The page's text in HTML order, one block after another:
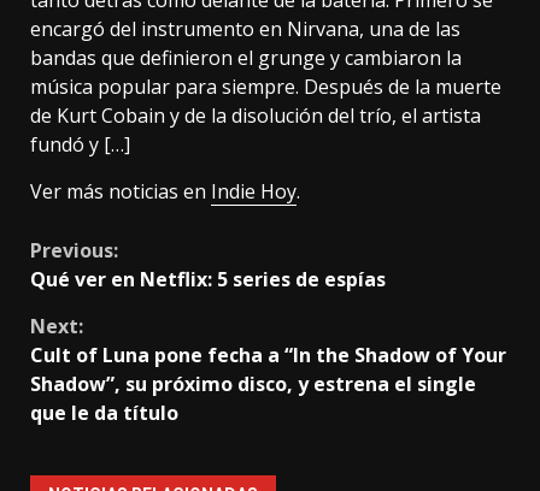
encargó del instrumento en Nirvana, una de las
bandas que definieron el grunge y cambiaron la
música popular para siempre. Después de la muerte
de Kurt Cobain y de la disolución del trío, el artista
fundó y […]
Ver más noticias en Indie Hoy.
Continue
Reading
Previous:
Qué ver en Netflix: 5 series de espías
Next:
Cult of Luna pone fecha a “In the Shadow of Your
Shadow”, su próximo disco, y estrena el single
que le da título